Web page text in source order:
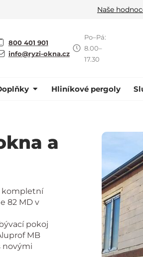
Naše
800 401 901
info@ryzi-okna.cz
Po–Pá:
8.00–
17.30
Hliníkové pergoly
a
kompletní
82 MD v
pokoj
MB
novými